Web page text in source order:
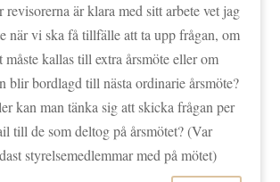
revisorerna är klara med sitt arbete vet jag
när vi ska få tillfälle att ta upp frågan, om
måste kallas till extra årsmöte eller om
blir bordlagd till nästa ordinarie årsmöte?
kan man tänka sig att skicka frågan per
till de som deltog på årsmötet? (Var
styrelsemedlemmar med på mötet)